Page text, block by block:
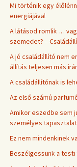
Mi történik egy
energiájával
A látásod romlik …
szemedet? –
A jó családállító nem
állítás teljesen más
A családállítónak is
Az első számú
Amikor eszedbe sem
személyes tapasztalat
Ez nem mindenkinek
Beszélgessünk a